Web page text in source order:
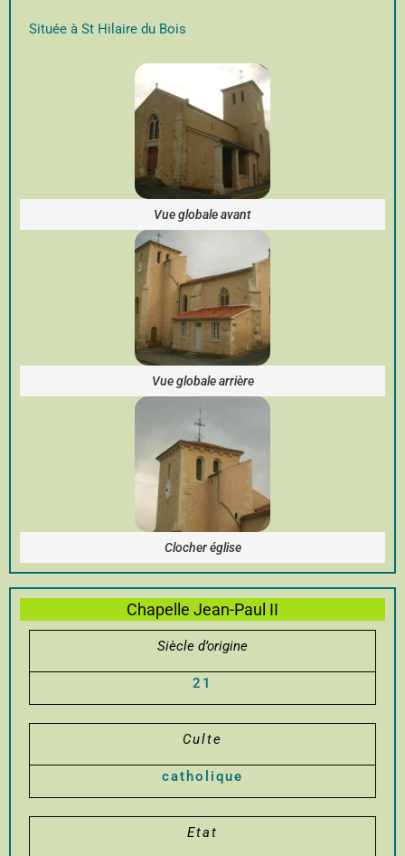
Située à St Hilaire du Bois
Vue globale avant
Vue globale arrière
Clocher église
Chapelle Jean-Paul II
Siècle d’origine
21
Culte
catholique
Etat